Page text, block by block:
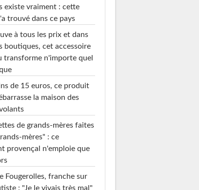
existe vraiment : cette
trouvé dans ce pays
à tous les prix et dans
boutiques, cet accessoire
transforme n'importe quel
de 15 euros, ce produit
la maison des
de grands-mères faites
mères" : ce
provençal n'emploie que
Fougerolles, franche sur
: "Je le vivais très mal"